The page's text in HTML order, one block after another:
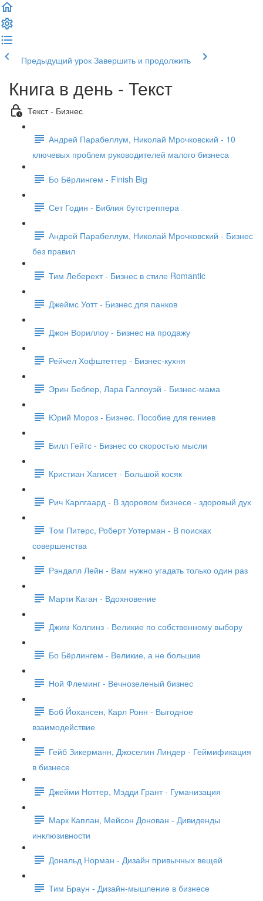
Предыдущий урок Завершить и продолжить
Книга в день - Текст
Текст - Бизнес
Андрей Парабеллум, Николай Мрочковский - 10
ключевых проблем руководителей малого бизнеса
Бо Бёрлингем - Finish Big
Сет Годин - Библия бутстреппера
Андрей Парабеллум, Николай Мрочковский - Бизнес
без правил
Тим Леберехт - Бизнес в стиле Romantic
Джеймс Уотт - Бизнес для панков
Джон Вориллоу - Бизнес на продажу
Рейчел Хофштеттер - Бизнес-кухня
Эрин Беблер, Лара Галлоуэй - Бизнес-мама
Юрий Мороз - Бизнес. Пособие для гениев
Билл Гейтс - Бизнес со скоростью мысли
Кристиан Хагисет - Большой косяк
Рич Карлгаард - В здоровом бизнесе - здоровый дух
Том Питерс, Роберт Уотерман - В поисках
совершенства
Рэндалл Лейн - Вам нужно угадать только один раз
Марти Каган - Вдохновение
Джим Коллинз - Великие по собственному выбору
Бо Бёрлингем - Великие, а не большие
Ной Флеминг - Вечнозеленый бизнес
Боб Йохансен, Карл Ронн - Выгодное
взаимодействие
Гейб Зикерманн, Джоселин Линдер - Геймификация
в бизнесе
Джейми Ноттер, Мэдди Грант - Гуманизация
Марк Каплан, Мейсон Донован - Дивиденды
инклюзивности
Дональд Норман - Дизайн привычных вещей
Тим Браун - Дизайн-мышление в бизнесе